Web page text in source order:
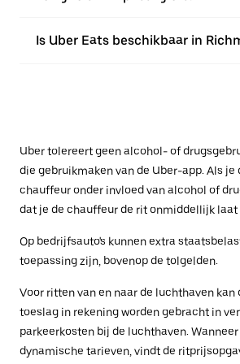
Is Uber Eats beschikbaar in
Uber tolereert geen alcohol- of
die gebruikmaken van de Uber-app. Als je
chauffeur onder invloed van alcohol of
dat je de chauffeur de rit onmiddellijk laat
Op bedrijfsauto's kunnen extra
toepassing zijn, bovenop de tolgelden.
Voor ritten van en naar de luchthaven kan
toeslag in rekening worden gebracht in
parkeerkosten bij de luchthaven.
dynamische tarieven, vindt de